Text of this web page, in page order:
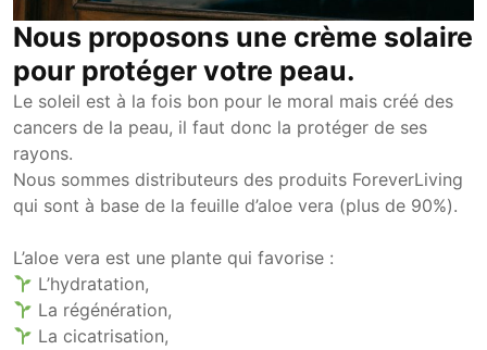
Nous proposons une crème solaire
pour protéger votre peau.
Le soleil est à la fois bon pour le moral mais créé des
cancers de la peau, il faut donc la protéger de ses
rayons.
Nous sommes distributeurs des produits ForeverLiving
qui sont à base de la feuille d’aloe vera (plus de 90%).
L’aloe vera est une plante qui favorise :
L’hydratation,
La régénération,
La cicatrisation,